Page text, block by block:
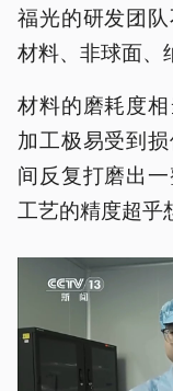
福光的研发团
材料、非球面、
材料的磨耗度
加工极易受到
间反复打磨出
工艺的精度超乎